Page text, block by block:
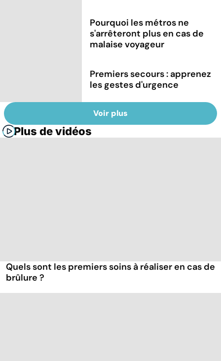
Pourquoi les métros ne
s'arrêteront plus en cas de
malaise voyageur
Premiers secours : apprenez
les gestes d'urgence
Voir plus
Plus de vidéos
Quels sont les premiers soins à réaliser en cas de
brûlure ?